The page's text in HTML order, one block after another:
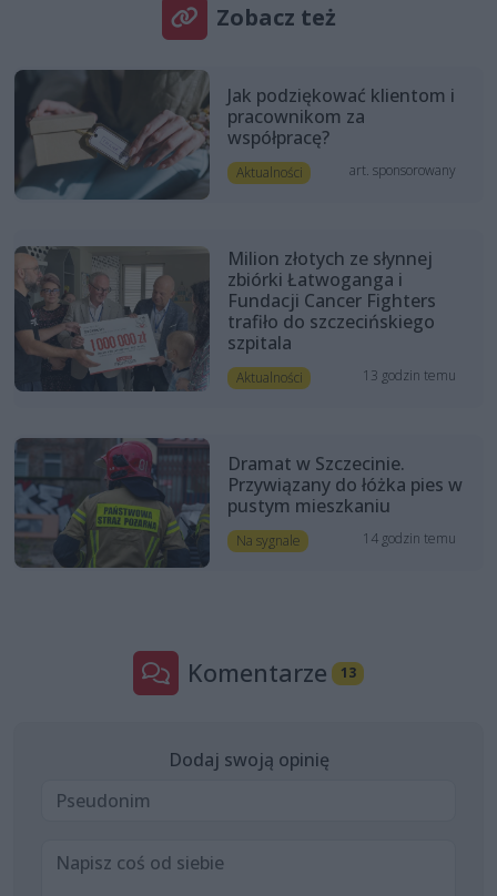
Zobacz też
Jak podziękować klientom i
pracownikom za
współpracę?
Aktualności art. sponsorowany
Milion złotych ze słynnej
zbiórki Łatwoganga i
Fundacji Cancer Fighters
trafiło do szczecińskiego
szpitala
Aktualności 13 godzin temu
Dramat w Szczecinie.
Przywiązany do łóżka pies w
pustym mieszkaniu
Na sygnale 14 godzin temu
Komentarze 13
Dodaj swoją opinię